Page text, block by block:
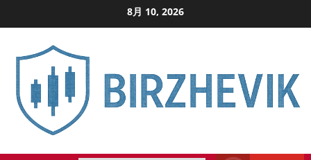
ン
8月 10, 2026